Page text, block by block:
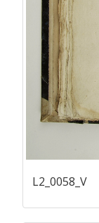
L2_0058_V